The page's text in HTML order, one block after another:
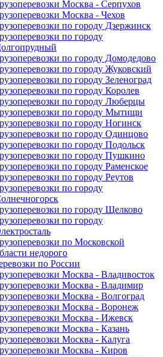
Москва - Серпухов
Москва - Чехов
по городу Дзержинск
по городу
по городу Домодедово
по городу Жуковский
по городу Зеленоград
по городу Королев
по городу Люберцы
по городу Мытищи
по городу Ногинск
по городу Одинцово
по городу Подольск
по городу Пушкино
по городу Раменское
по городу Реутов
по городу
по городу Щелково
по городу
по Московской
недорого
по России
Москва - Владивосток
Москва - Владимир
Москва - Волгоград
Москва - Воронеж
Москва - Ижевск
Москва - Казань
Москва - Калуга
Москва - Киров